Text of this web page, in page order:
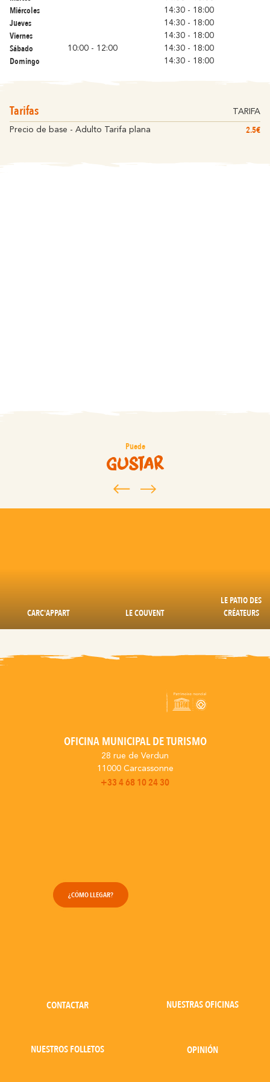
Carcasona
romántica
Miércoles 14:30 - 18:00
Jueves 14:30 - 18:00
Viernes 14:30 - 18:00
Sábado 10:00 - 12:00 14:30 - 18:00
Domingo 14:30 - 18:00
Tarifas TARIFA
Precio de base - Adulto Tarifa plana 2.5€
Puede
gustar
CARC'APPART LE COUVENT
LE PATIO DES
CRÉATEURS
OFICINA MUNICIPAL DE TURISMO
28 rue de Verdun
11000 Carcassonne
+33 4 68 10 24 30
¿CÓMO LLEGAR?
CONTACTAR NUESTRAS OFICINAS
NUESTROS FOLLETOS OPINIÓN